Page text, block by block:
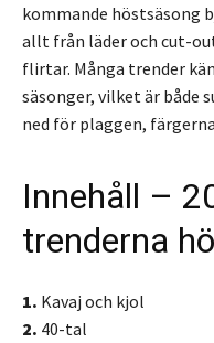
kommande höstsäsong
allt från läder och cut-
flirtar. Många trender
säsonger, vilket är både
ned för plaggen,
Innehåll –
trenderna
1. Kavaj och kjol
2. 40-tal